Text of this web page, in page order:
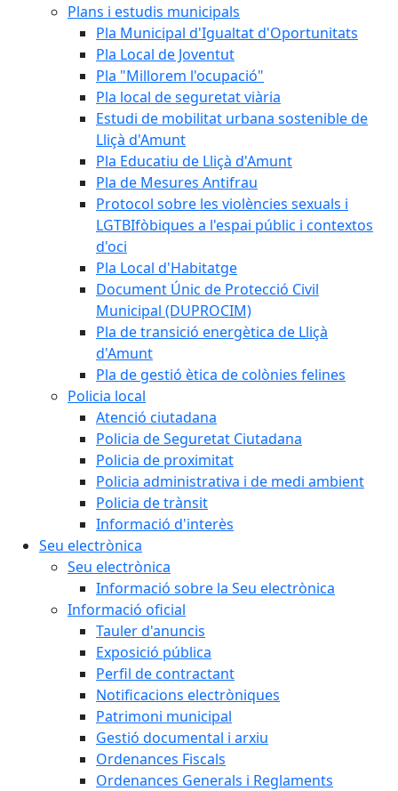
Plans i estudis municipals
Pla Municipal d'Igualtat d'Oportunitats
Pla Local de Joventut
Pla "Millorem l'ocupació"
Pla local de seguretat viària
Estudi de mobilitat urbana sostenible de
Lliçà d'Amunt
Pla Educatiu de Lliçà d'Amunt
Pla de Mesures Antifrau
Protocol sobre les violències sexuals i
LGTBIfòbiques a l'espai públic i contextos
d'oci
Pla Local d'Habitatge
Document Únic de Protecció Civil
Municipal (DUPROCIM)
Pla de transició energètica de Lliçà
d'Amunt
Pla de gestió ètica de colònies felines
Policia local
Atenció ciutadana
Policia de Seguretat Ciutadana
Policia de proximitat
Policia administrativa i de medi ambient
Policia de trànsit
Informació d'interès
Seu electrònica
Seu electrònica
Informació sobre la Seu electrònica
Informació oficial
Tauler d'anuncis
Exposició pública
Perfil de contractant
Notificacions electròniques
Patrimoni municipal
Gestió documental i arxiu
Ordenances Fiscals
Ordenances Generals i Reglaments